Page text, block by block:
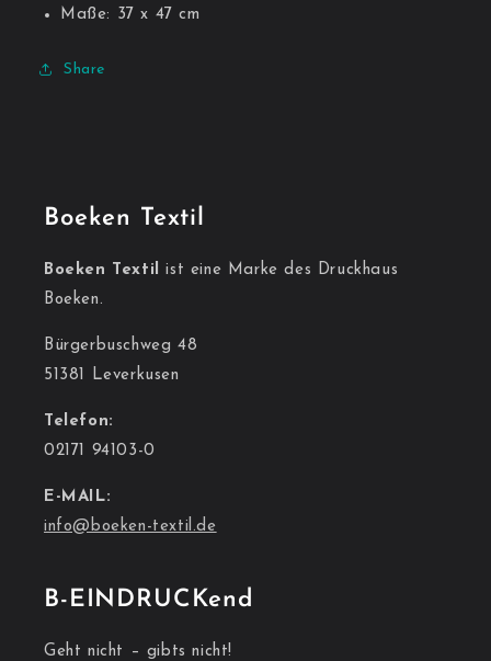
Maße: 37 x 47 cm
Share
Boeken Textil
Boeken Textil ist eine Marke des Druckhaus
Boeken.
Bürgerbuschweg 48
51381 Leverkusen
Telefon:
02171 94103-0
E-MAIL:
info@boeken-textil.de
B-EINDRUCKend
Geht nicht – gibts nicht!